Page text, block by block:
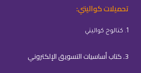
تحميلات كواليتي:
1. كتالوج كواليتي
3. كتاب أساسيات التسويق الإلكتروني